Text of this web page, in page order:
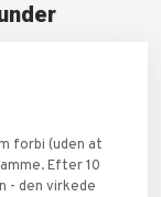
forbi (uden at
Efter 10
- den virkede